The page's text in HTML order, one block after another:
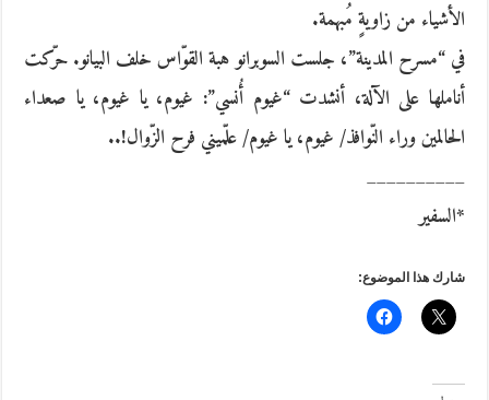
الأشياء من زاويةٍ مُبهمة.
في “مسرح المدينة”، جلست السوبرانو هبة القوّاس خلف البيانو. حرّكت
أناملها على الآلة، أنشدت “غيوم أُنسي”: غيوم، يا غيوم، يا صعداء
الحالمين وراء النّوافذ/ غيوم، يا غيوم/ علّميني فرح الزّوال!..
__________
*السفير
شارك هذا الموضوع: